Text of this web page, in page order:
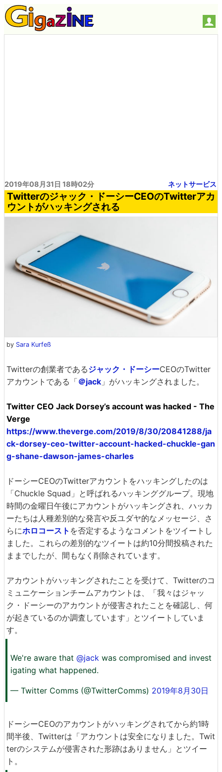
2019年08月31日 18時02分 ネットサービス
Twitterのジャック・ドーシーCEOのTwitterアカ
ウントがハッキングされる
by Sara Kurfeß
Twitterの創業者であるジャック・ドーシーCEOのTwitter
アカウントである「＠jack 」がハッキングされました。
Twitter CEO Jack Dorsey’s account was hacked - The
Verge
https://www.theverge.com/2019/8/30/20841288/ja
ck-dorsey-ceo-twitter-account-hacked-chuckle-gan
g-shane-dawson-james-charles
ドーシーCEOのTwitterアカウントをハッキングしたのは
「Chuckle Squad」と呼ばれるハッキンググループ。現地
時間の金曜日午後にアカウントがハッキングされ、ハッカ
ーたちは人種差別的な発言や反ユダヤ的なメッセージ、さ
らにホロコースト を否定するようなコメントをツイートし
ました。これらの差別的なツイートは約10分間投稿された
ままでしたが、間もなく削除されています。
アカウントがハッキングされたことを受けて、Twitterのコ
ミュニケーションチームアカウントは、「我々はジャッ
ク・ドーシーのアカウントが侵害されたことを確認し、何
が起きているのか調査しています」とツイートしていま
す。
We're aware that @jack was compromised and invest
igating what happened.
— Twitter Comms (@TwitterComms) 2019年8月30日
ドーシーCEOのアカウントがハッキングされてから約1時
間半後、Twitterは「アカウントは安全になりました。Twit
terのシステムが侵害された形跡はありません」とツイー
ト。